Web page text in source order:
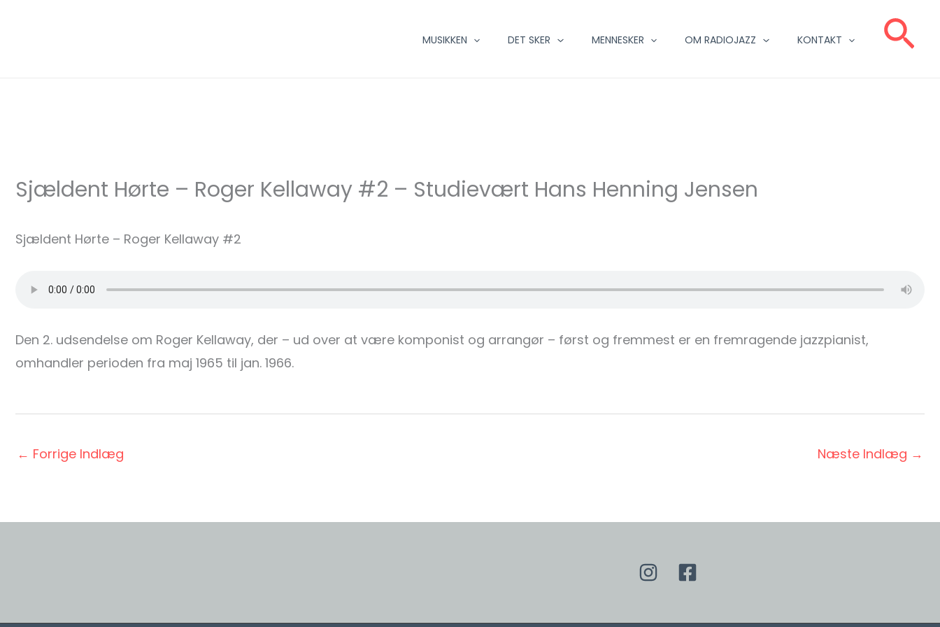
MUSIKKEN DET SKER MENNESKER OM RADIOJAZZ KONTAKT
Sjældent Hørte – Roger Kellaway #2 – Studievært Hans Henning Jensen
Sjældent Hørte – Roger Kellaway #2
Den 2. udsendelse om Roger Kellaway, der – ud over at være komponist og arrangør – først og fremmest er en fremragende jazzpianist,
omhandler perioden fra maj 1965 til jan. 1966.
← Forrige Indlæg Næste Indlæg →